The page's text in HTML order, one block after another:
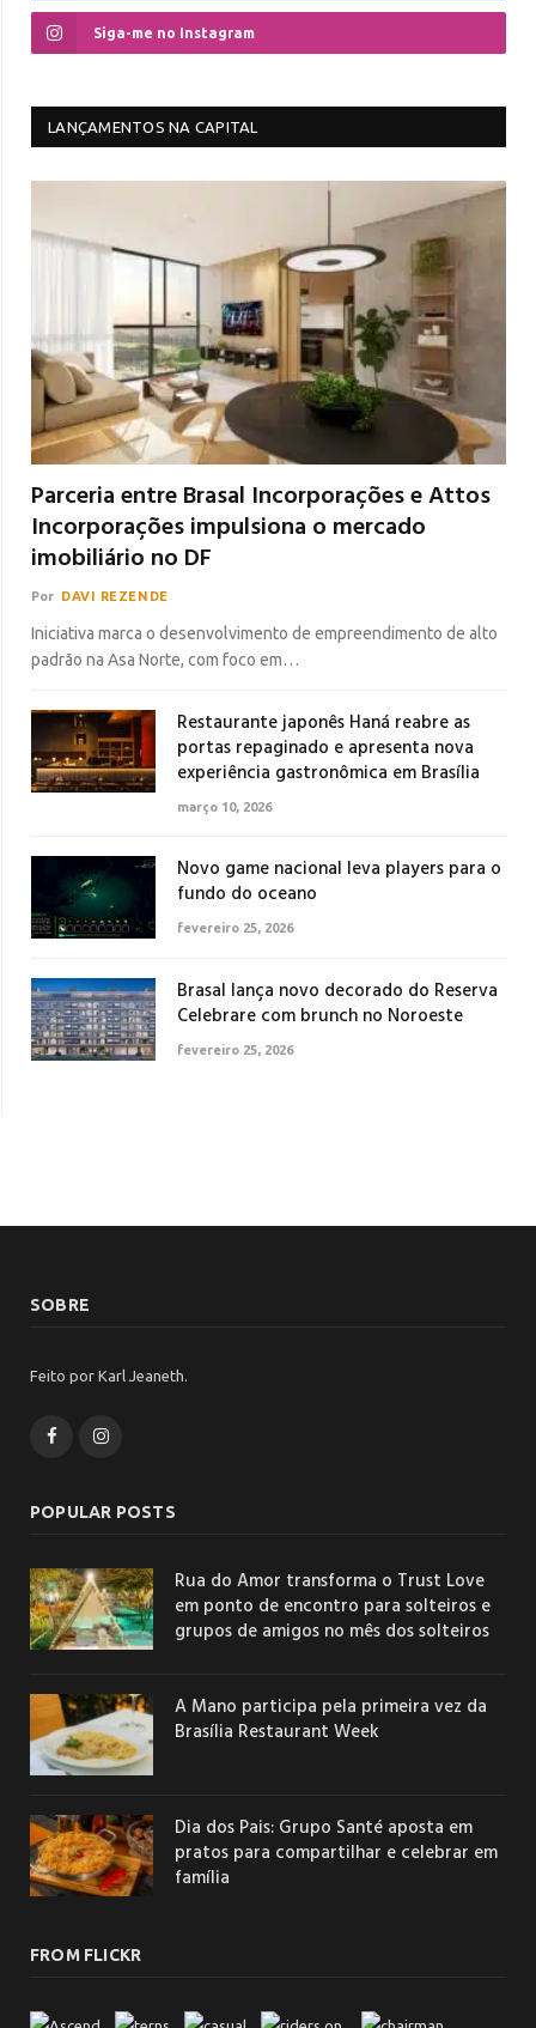
Siga-me no Instagram
LANÇAMENTOS NA CAPITAL
Parceria entre Brasal Incorporações e Attos
Incorporações impulsiona o mercado
imobiliário no DF
Por DAVI REZENDE
Iniciativa marca o desenvolvimento de empreendimento de alto
padrão na Asa Norte, com foco em…
Restaurante japonês Haná reabre as
portas repaginado e apresenta nova
experiência gastronômica em Brasília
março 10, 2026
Novo game nacional leva players para o
fundo do oceano
fevereiro 25, 2026
Brasal lança novo decorado do Reserva
Celebrare com brunch no Noroeste
fevereiro 25, 2026
SOBRE
Feito por Karl Jeaneth.
FacebookInstagram
POPULAR POSTS
Rua do Amor transforma o Trust Love
em ponto de encontro para solteiros e
grupos de amigos no mês dos solteiros
A Mano participa pela primeira vez da
Brasília Restaurant Week
Dia dos Pais: Grupo Santé aposta em
pratos para compartilhar e celebrar em
família
FROM FLICKR